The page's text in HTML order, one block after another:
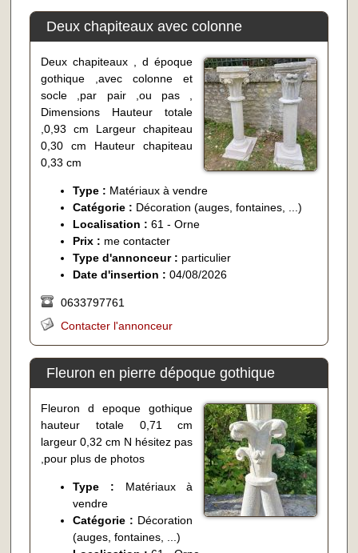
Deux chapiteaux avec colonne
Deux chapiteaux , d époque
gothique ,avec colonne et
socle ,par pair ,ou pas ,
Dimensions Hauteur totale
,0,93 cm Largeur chapiteau
0,30 cm Hauteur chapiteau
0,33 cm
Type : Matériaux à vendre
Catégorie : Décoration (auges, fontaines, ...)
Localisation :61 - Orne
Prix : me contacter
Type d'annonceur : particulier
Date d'insertion :04/08/2026
0633797761
Contacter l'annonceur
Fleuron en pierre dépoque gothique
Fleuron d epoque gothique
hauteur totale 0,71 cm
largeur 0,32 cm N hésitez pas
,pour plus de photos
Type : Matériaux à
vendre
Catégorie : Décoration
(auges, fontaines, ...)